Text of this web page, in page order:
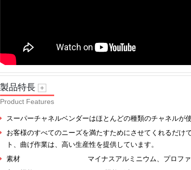
製品特長
Product Features
スーパーチャネルベンダーはほとんどの種類のチャネルが
お客様のすべてのニーズを満たすためにさせてくれるだけ
ト、曲げ作業は、高い生産性を提供しています。
素材
マイナスアルミニウム、プロフ